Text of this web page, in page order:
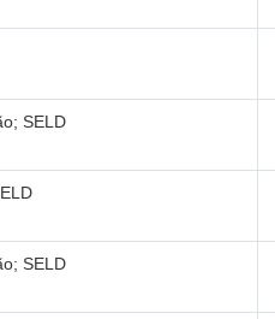
SELD
SELD